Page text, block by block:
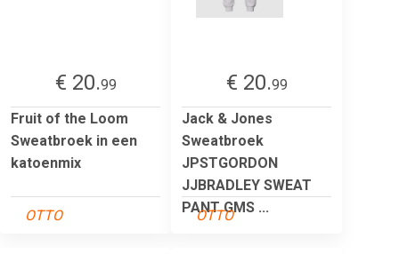
€ 20.99
Fruit of the Loom
Sweatbroek in een
katoenmix
OTTO
€ 20.99
Jack & Jones
Sweatbroek
JPSTGORDON
JJBRADLEY SWEAT
PANT GMS ...
OTTO